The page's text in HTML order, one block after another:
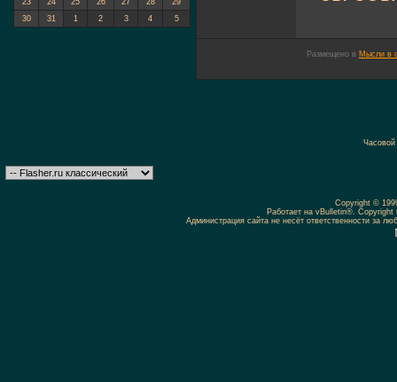
Размещено в Мысли в
23
24 25 26 27 28
29
30
31 1 2 3 4 5
Copyright ©
Работает на vBulletin®.
Администрация сайта не несёт ответственности за